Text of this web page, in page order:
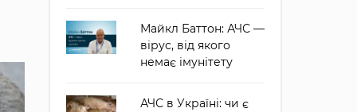
Майкл Баттон: АЧС —
вірус, від якого
немає імунітету
АЧС в Україні: чи є